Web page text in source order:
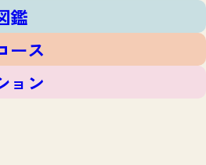
のマップ
ォーム
鑑
ース
ョン